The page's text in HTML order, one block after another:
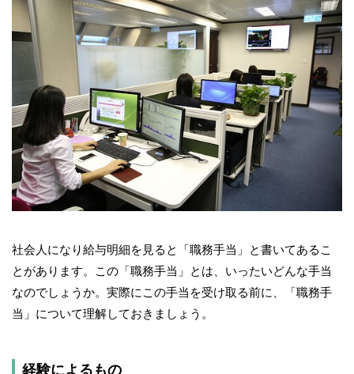
社会人になり給与明細を見ると「職務手当」と書いてあるこ
とがあります。この「職務手当」とは、いったいどんな手当
なのでしょうか。実際にこの手当を受け取る前に、「職務手
当」について理解しておきましょう。
経験によるもの